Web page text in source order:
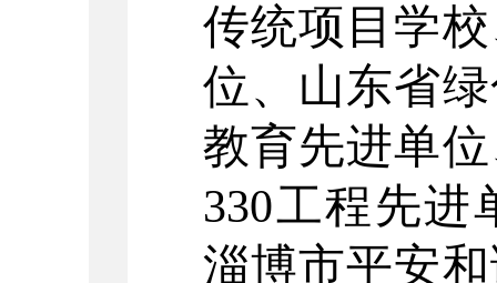
传统项目学
位、山东省
教育先进单
330工程先进
淄博市平安